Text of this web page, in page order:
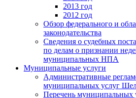
2013 год
2012 год
Обзор федерального и
законодательства
Сведения о судебных
по делам о признании
муниципальных НПА
Муниципальные услуги
Административные
муниципальных услуг
Перечень муниципальных